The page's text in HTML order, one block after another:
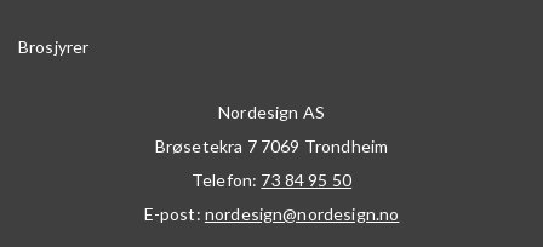
Brosjyrer
Nordesign AS
Brøsetekra 7 7069 Trondheim
Telefon: 73 84 95 50
E-post: nordesign@nordesign.no